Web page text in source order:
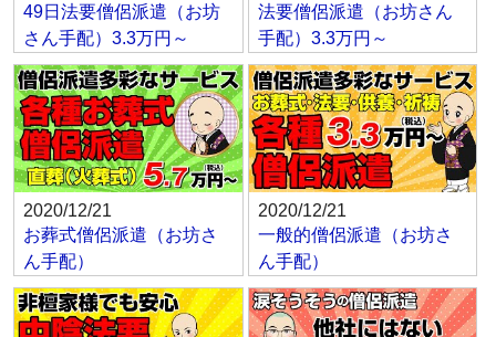
49日法要僧侶派遣（お坊
さん手配）3.3万円～
法要僧侶派遣（お坊さん
手配）3.3万円～
2020/12/21
お葬式僧侶派遣（お坊さ
ん手配）
2020/12/21
一般的僧侶派遣（お坊さ
ん手配）